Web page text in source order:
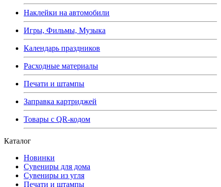
Наклейки на автомобили
Игры, Фильмы, Музыка
Календарь праздников
Расходные материалы
Печати и штампы
Заправка картриджей
Товары с QR-кодом
Каталог
Новинки
Сувениры для дома
Сувениры из угля
Печати и штампы